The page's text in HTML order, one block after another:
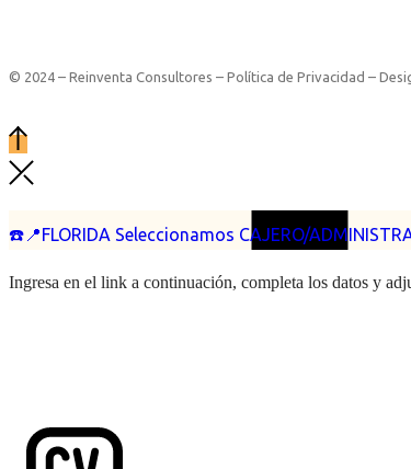
☎️📍FLORIDA Seleccionamos CAJERO/
© 2024 – Reinventa Consultores – Política de Privacidad –
Ingresa en el link a continuación, completa los datos y